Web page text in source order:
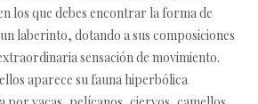
los que debes encontrar la forma de
laberinto, dotando a sus composiciones
sensación de movimiento.
aparece su fauna hiperbólica